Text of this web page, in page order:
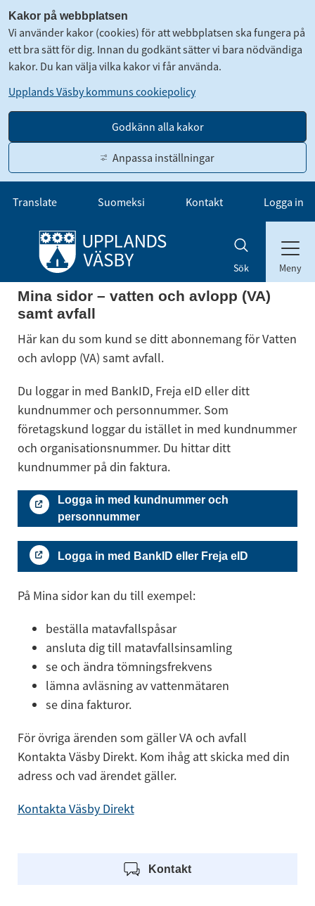
Kakor på webbplatsen
Vi använder kakor (cookies) för att webbplatsen ska fungera på
ett bra sätt för dig. Innan du godkänt sätter vi bara nödvändiga
kakor. Du kan välja vilka kakor vi får använda.
Upplands Väsby kommuns cookiepolicy
Godkänn alla kakor
Anpassa inställningar
Gå till innehåll
Translate Suomeksi Kontakt Logga in
Sök Meny
Mina sidor – vatten och avlopp (VA)
samt avfall
Här kan du som kund se ditt abonnemang för Vatten
och avlopp (VA) samt avfall.
Du loggar in med BankID, Freja eID eller ditt
kundnummer och personnummer. Som
företagskund loggar du istället in med kundnummer
och organisationsnummer. Du hittar ditt
kundnummer på din faktura.
Logga in med kundnummer och
personnummer
Logga in med BankID eller Freja eID
På Mina sidor kan du till exempel:
beställa matavfallspåsar
ansluta dig till matavfallsinsamling
se och ändra tömningsfrekvens
lämna avläsning av vattenmätaren
se dina fakturor.
För övriga ärenden som gäller VA och avfall
Kontakta Väsby Direkt. Kom ihåg att skicka med din
adress och vad ärendet gäller.
Kontakta Väsby Direkt
Kontakt